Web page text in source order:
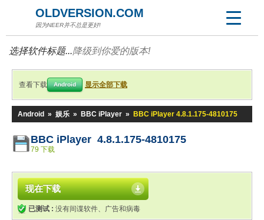
OLDVERSION.COM
因为NEER并不总是更好!
选择软件标题...降级到你爱的版本!
查看下载 Android 显示全部下载
Android » 娱乐 » BBC iPlayer » BBC iPlayer 4.8.1.175-4810175
BBC iPlayer 4.8.1.175-4810175
79 下载
现在下载
已测试 : 没有间谍软件、广告和病毒